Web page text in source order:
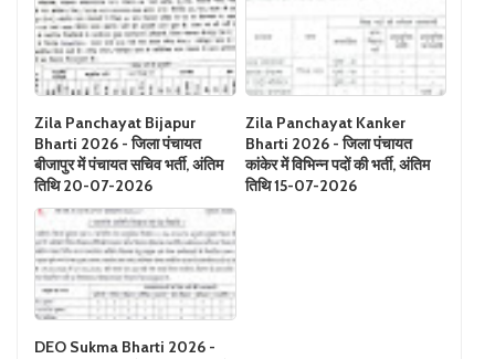
Zila Panchayat Bijapur
Bharti 2026 - जिला पंचायत
बीजापुर में पंचायत सचिव भर्ती, अंतिम
तिथि 20-07-2026
Zila Panchayat Kanker
Bharti 2026 - जिला पंचायत
कांकेर में विभिन्न पदों की भर्ती, अंतिम
तिथि 15-07-2026
DEO Sukma Bharti 2026 -